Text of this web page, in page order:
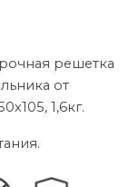
решетка
от
1,6кг.